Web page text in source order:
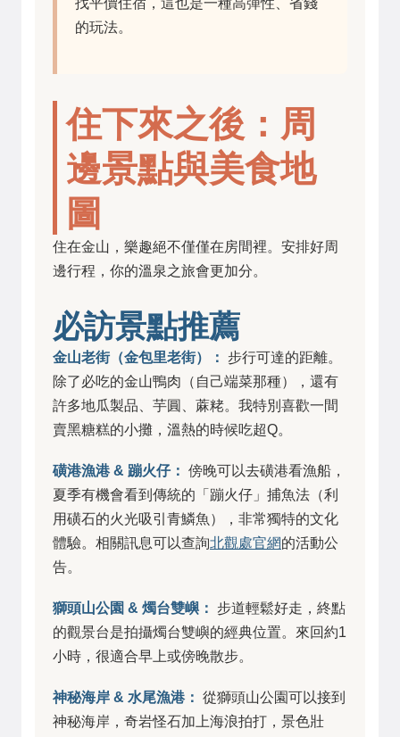
的玩法。
住下來之後：周
邊景點與美食地
圖
住在金山，樂趣絕不僅僅在房間裡。安排好周
邊行程，你的溫泉之旅會更加分。
必訪景點推薦
金山老街（金包里老街）：
步行可達的距離。
除了必吃的金山鴨肉（自己端菜那種），還有
許多地瓜製品、芋圓、蔴粩。我特別喜歡一間
賣黑糖糕的小攤，溫熱的時候吃超Q。
磺港漁港 & 蹦火仔： 傍晚可以去磺港看漁船，
夏季有機會看到傳統的「蹦火仔」捕魚法（利
用磺石的火光吸引青鱗魚），非常獨特的文化
體驗。相關訊息可以查詢北觀處官網的活動公
告。
獅頭山公園 & 燭台雙嶼：
步道輕鬆好走，終點
的觀景台是拍攝燭台雙嶼的經典位置。來回約1
小時，很適合早上或傍晚散步。
神秘海岸 & 水尾漁港： 從獅頭山公園可以接到
神秘海岸，奇岩怪石加上海浪拍打，景色壯